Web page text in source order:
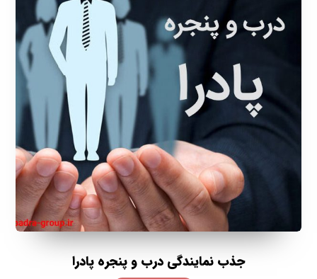
جذب نمایندگی درب و پنجره پادرا